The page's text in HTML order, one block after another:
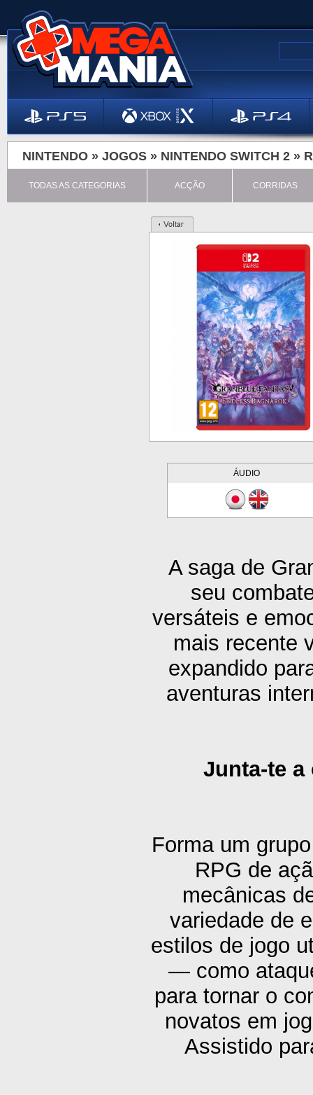
NINTENDO » JOGOS » NINTENDO SWITCH 2 »
TODAS AS CATEGORIAS ACÇÃO CORRIDAS
ÁUDIO
A saga de
seu
versáteis e
mais recente
expandido
aventuras
Junta-te
Forma um
RPG de
mecânicas
variedade de
estilos de jogo
— como
para tornar o
novatos em
Assistido